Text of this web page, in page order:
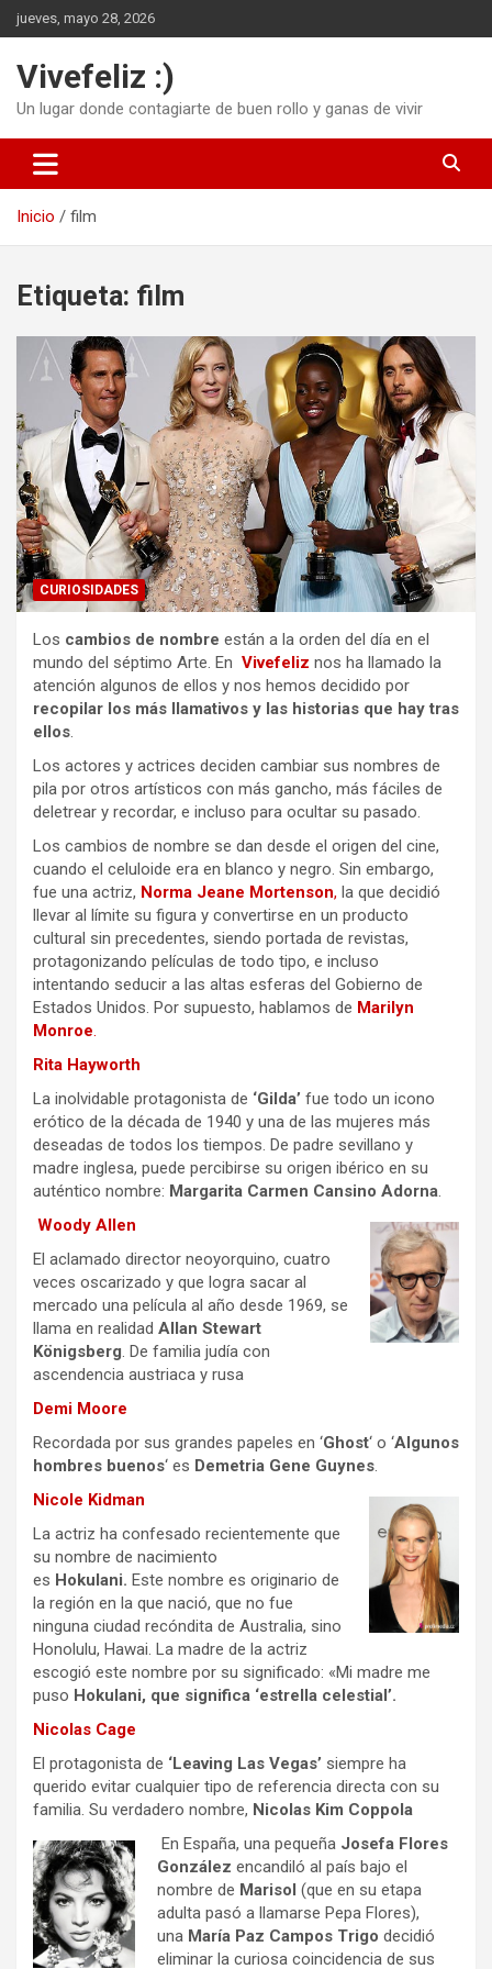
Saltar
al
jueves, mayo 28, 2026
Vivefeliz :)
Un lugar donde contagiarte de buen rollo y ganas de vivir
Inicio film
Etiqueta: film
CURIOSIDADES
Los cambios de nombre están a la orden del día en el
mundo del séptimo Arte. En Vivefeliz nos ha llamado la
atención algunos de ellos y nos hemos decidido por
recopilar los más llamativos y las historias que hay tras
ellos.
Los actores y actrices deciden cambiar sus nombres de
pila por otros artísticos con más gancho, más fáciles de
deletrear y recordar, e incluso para ocultar su pasado.
Los cambios de nombre se dan desde el origen del cine,
cuando el celuloide era en blanco y negro. Sin embargo,
fue una actriz, Norma Jeane Mortenson, la que decidió
llevar al límite su figura y convertirse en un producto
cultural sin precedentes, siendo portada de revistas,
protagonizando películas de todo tipo, e incluso
intentando seducir a las altas esferas del Gobierno de
Estados Unidos. Por supuesto, hablamos de Marilyn
Monroe.
Rita Hayworth
La inolvidable protagonista de ‘Gilda’ fue todo un icono
erótico de la década de 1940 y una de las mujeres más
deseadas de todos los tiempos. De padre sevillano y
madre inglesa, puede percibirse su origen ibérico en su
auténtico nombre: Margarita Carmen Cansino Adorna.
Woody Allen
El aclamado director neoyorquino, cuatro
veces oscarizado y que logra sacar al
mercado una película al año desde 1969, se
llama en realidad Allan Stewart
Königsberg. De familia judía con
ascendencia austriaca y rusa
Demi Moore
Recordada por sus grandes papeles en ‘Ghost‘ o ‘Algunos
hombres buenos‘ es Demetria Gene Guynes.
Nicole Kidman
La actriz ha confesado recientemente que
su nombre de nacimiento
es Hokulani. Este nombre es originario de
la región en la que nació, que no fue
ninguna ciudad recóndita de Australia, sino
Honolulu, Hawai. La madre de la actriz
escogió este nombre por su significado: «Mi madre me
puso Hokulani, que significa ‘estrella celestial’.
Nicolas Cage
El protagonista de ‘Leaving Las Vegas’ siempre ha
querido evitar cualquier tipo de referencia directa con su
familia. Su verdadero nombre, Nicolas Kim Coppola
En España, una pequeña Josefa Flores
González encandiló al país bajo el
nombre de Marisol (que en su etapa
adulta pasó a llamarse Pepa Flores),
una María Paz Campos Trigo decidió
eliminar la curiosa coincidencia de sus